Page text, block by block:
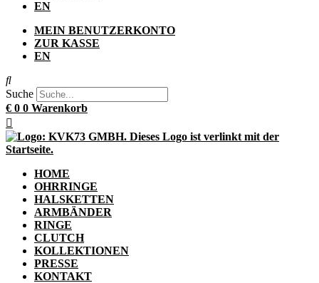
EN
MEIN BENUTZERKONTO
ZUR KASSE
EN
Suche
€ 0 0 Warenkorb
HOME
OHRRINGE
HALSKETTEN
ARMBÄNDER
RINGE
CLUTCH
KOLLEKTIONEN
PRESSE
KONTAKT